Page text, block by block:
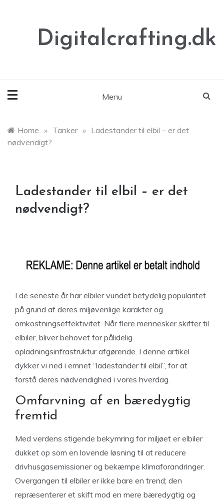
Digitalcrafting.dk
Menu
Home » Tanker » Ladestander til elbil – er det
nødvendigt?
Ladestander til elbil – er det
nødvendigt?
I de seneste år har elbiler vundet betydelig popularitet
på grund af deres miljøvenlige karakter og
omkostningseffektivitet. Når flere mennesker skifter til
elbiler, bliver behovet for pålidelig
opladningsinfrastruktur afgørende. I denne artikel
dykker vi ned i emnet “ladestander til elbil”, for at
forstå deres nødvendighed i vores hverdag.
Omfarvning af en bæredygtig
fremtid
Med verdens stigende bekymring for miljøet er elbiler
dukket op som en lovende løsning til at reducere
drivhusgasemissioner og bekæmpe klimaforandringer.
Overgangen til elbiler er ikke bare en trend; den
repræsenterer et skift mod en mere bæredygtig og